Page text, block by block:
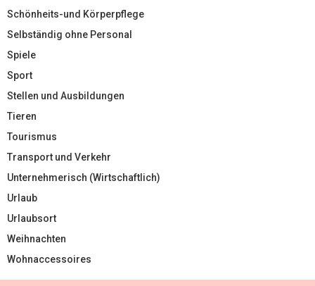
Schönheits-und Körperpflege
Selbständig ohne Personal
Spiele
Sport
Stellen und Ausbildungen
Tieren
Tourismus
Transport und Verkehr
Unternehmerisch (Wirtschaftlich)
Urlaub
Urlaubsort
Weihnachten
Wohnaccessoires